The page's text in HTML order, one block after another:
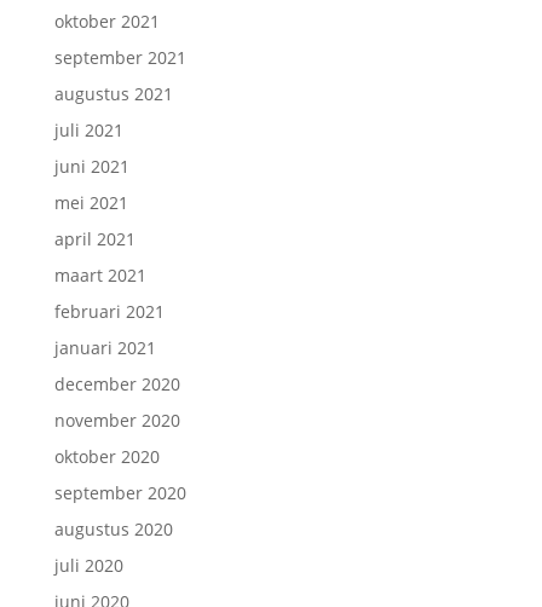
oktober 2021
september 2021
augustus 2021
juli 2021
juni 2021
mei 2021
april 2021
maart 2021
februari 2021
januari 2021
december 2020
november 2020
oktober 2020
september 2020
augustus 2020
juli 2020
juni 2020